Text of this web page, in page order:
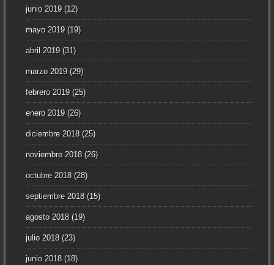
junio 2019(12)
mayo 2019(19)
abril 2019(31)
marzo 2019(29)
febrero 2019(25)
enero 2019(26)
diciembre 2018(25)
noviembre 2018(26)
octubre 2018(28)
septiembre 2018(15)
agosto 2018(19)
julio 2018(23)
junio 2018(18)